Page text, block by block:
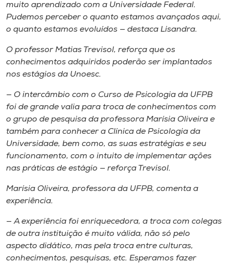
muito aprendizado com a Universidade Federal.
Pudemos perceber o quanto estamos avançados aqui,
o quanto estamos evoluídos — destaca Lisandra.
O professor Matias Trevisol, reforça que os
conhecimentos adquiridos poderão ser implantados
nos estágios da Unoesc.
— O intercâmbio com o Curso de Psicologia da UFPB
foi de grande valia para troca de conhecimentos com
o grupo de pesquisa da professora Marísia Oliveira e
também para conhecer a Clínica de Psicologia da
Universidade, bem como, as suas estratégias e seu
funcionamento, com o intuito de implementar ações
nas práticas de estágio — reforça Trevisol.
Marísia Oliveira, professora da UFPB, comenta a
experiência.
— A experiência foi enriquecedora, a troca com colegas
de outra instituição é muito válida, não só pelo
aspecto didático, mas pela troca entre culturas,
conhecimentos, pesquisas, etc. Esperamos fazer